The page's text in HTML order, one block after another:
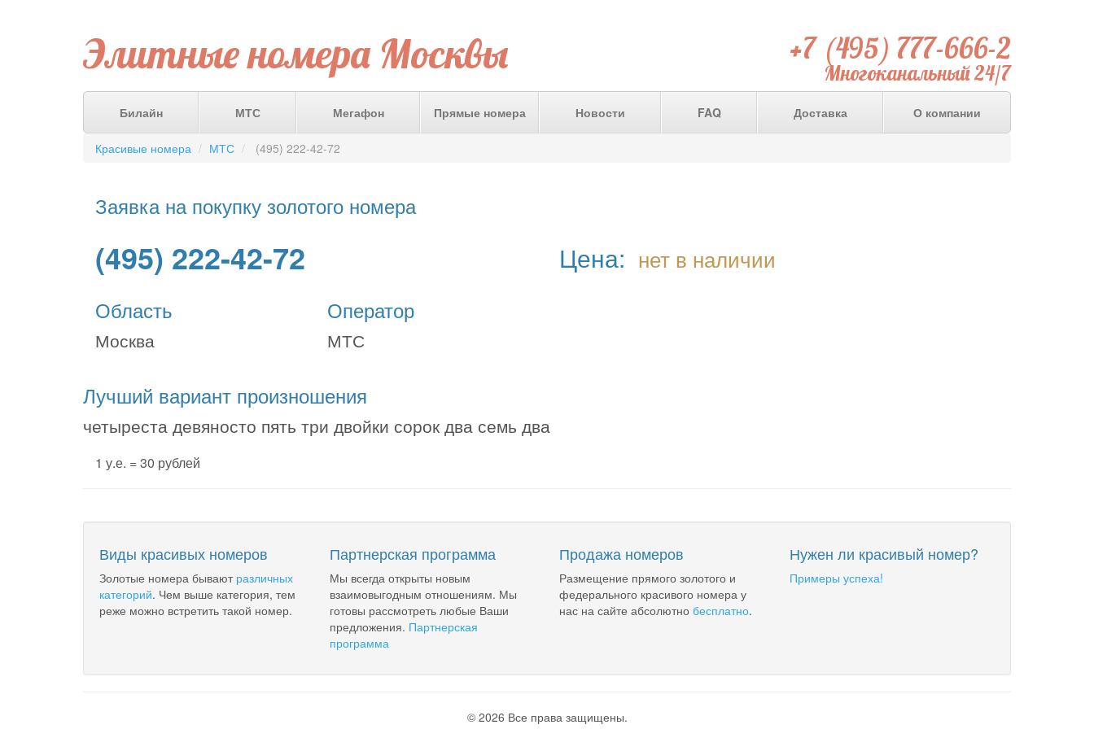
Элитные номера Москвы +7 (495) 777-666-2
Многоканальный 24/7
Билайн МТС Мегафон Прямые номера Новости FAQ Доставка О компании
Красивые номера МТС (495) 222-42-72
Заявка на покупку золотого номера
(495) 222-42-72 Цена: нет в наличии
Область
Москва
Оператор
МТС
Лучший вариант произношения
четыреста девяносто пять три двойки сорок два семь два
1 у.е. = 30 рублей
Виды красивых номеров
Золотые номера бывают различных
категорий. Чем выше категория, тем
реже можно встретить такой номер.
Партнерская программа
Мы всегда открыты новым
взаимовыгодным отношениям. Мы
готовы рассмотреть любые Ваши
предложения. Партнерская
программа
Продажа номеров
Размещение прямого золотого и
федерального красивого номера у
нас на сайте абсолютно бесплатно.
Нужен ли красивый номер?
Примеры успеха!
© 2026 Все права защищены.